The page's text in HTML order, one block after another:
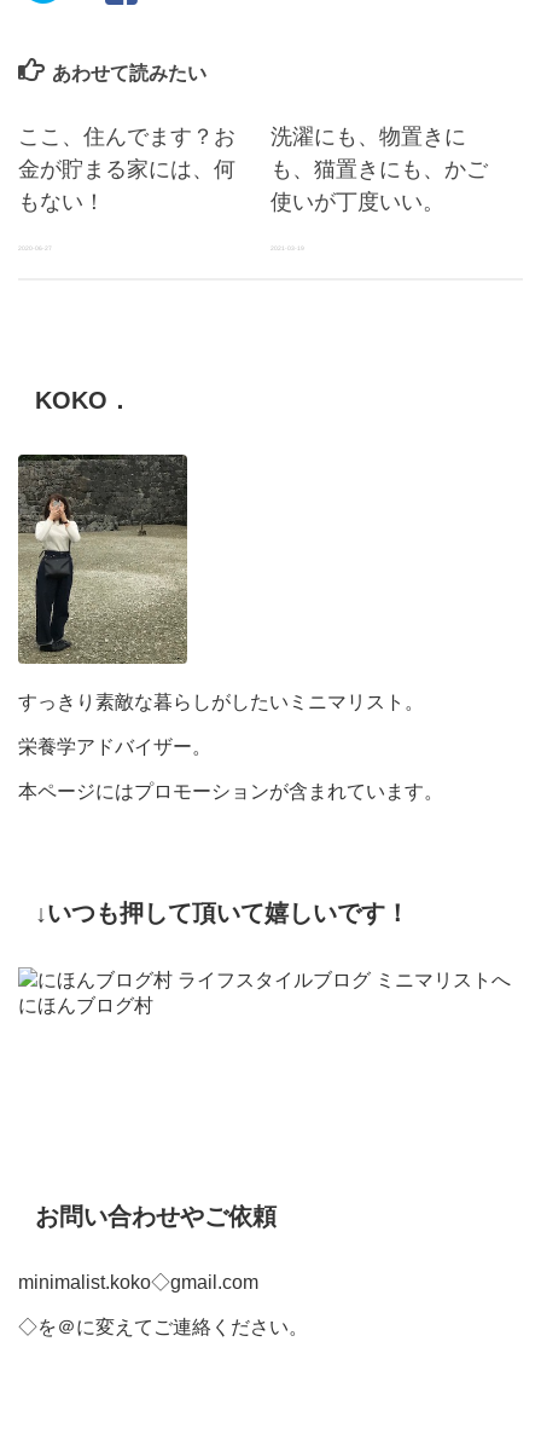
あわせて読みたい
ここ、住んでます？お
金が貯まる家には、何
もない！
2020-06-27
洗濯にも、物置きに
も、猫置きにも、かご
使いが丁度いい。
2021-03-19
KOKO．
すっきり素敵な暮らしがしたいミニマリスト。
栄養学アドバイザー。
本ページにはプロモーションが含まれています。
↓いつも押して頂いて嬉しいです！
にほんブログ村
お問い合わせやご依頼
minimalist.koko◇gmail.com
◇を＠に変えてご連絡ください。